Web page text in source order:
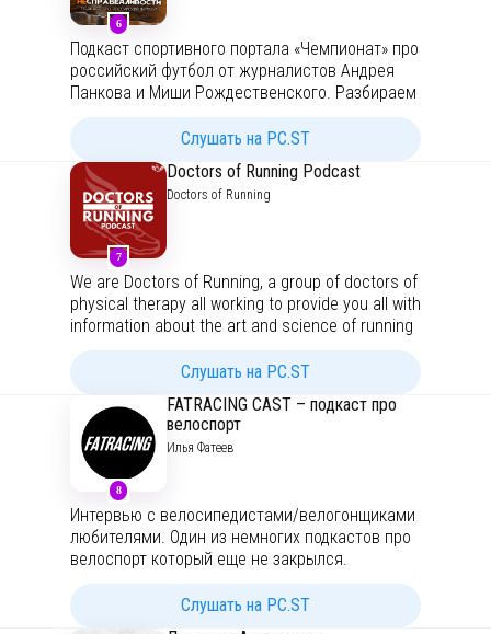
6
Подкаст спортивного портала «Чемпионат» про
российский футбол от журналистов Андрея
Панкова и Миши Рождественского. Разбираем
Премьер-Лиги.Слушать на PC.ST
7
Doctors of Running Podcast
Doctors of Running
We are Doctors of Running, a group of doctors of
physical therapy all working to provide you all with
information about the art and science of running
podcast we will be giving evidence-based deep
dives into running related topics as well as
detailed running shoe reviews. You can also
check us out at our website --
doctorsofrunning.com, and on social media
@doctorsofrunning To help us continue to
produce content for you all, consider joining our
support team:https://anchor.fm/doctors-of-
running/support
Слушать на PC.ST
8
FATRACING CAST – подкаст про
велоспорт
Илья Фатеев
Интервью с велосипедистами/велогонщиками
любителями. Один из немногих подкастов про
велоспорт который еще не закрылся.
велоспорт велосипед цуклинг суслинг
сайклинг звифт zwift ватты атаки ваттатаки
Слушать на PC.ST